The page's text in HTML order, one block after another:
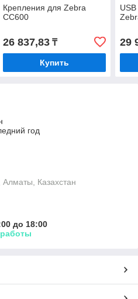
Крепления для Zebra
CC600
26 837,83₸
Купить
29
год
Казахстан
до 18:00